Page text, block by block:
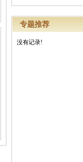
专题推荐
没有记录!